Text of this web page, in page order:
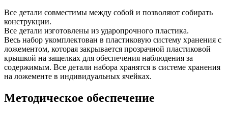
Все детали совместимы между собой и позволяют собирать
конструкции.
Все детали изготовлены из ударопрочного пластика.
Весь набор укомплектован в пластиковую систему хранения с
ложементом, которая закрывается прозрачной пластиковой
крышкой на защелках для обеспечения наблюдения за
содержимым. Все детали набора хранятся в системе хранения
на ложементе в индивидуальных ячейках.
Методическое обеспечение